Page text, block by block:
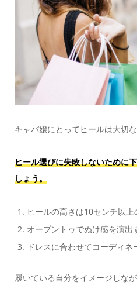
キャバ嬢にとってヒールは大切な
ヒール選びに失敗しないために
しょう。
ヒールの高さは10センチ以上
オープントゥでぬけ感を演出
ドレスに合わせてコーディネ
履いている自分をイメージしな